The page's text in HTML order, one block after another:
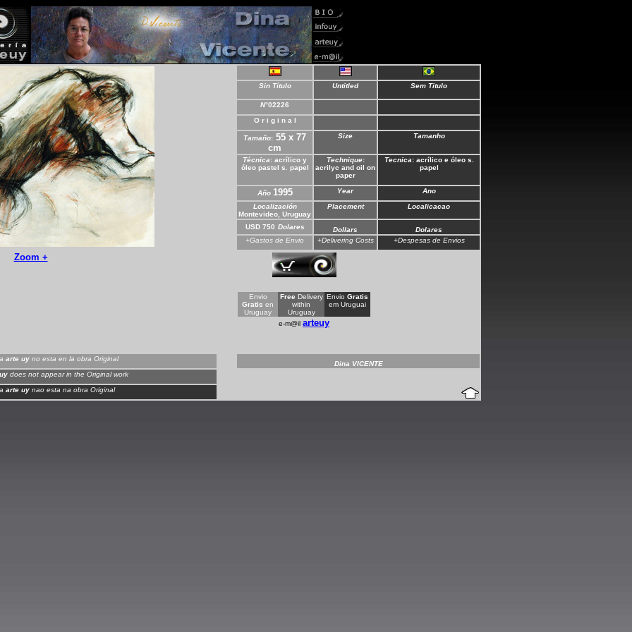
Sin Título Untitled Sem Titulo
N°02226
O r i g i n a l
Tamaño: 55 x 77
cm
Size Tamanho
Técnica: acrílico y
óleo pastel s. papel
Technique:
acrilyc and oil on
paper
Tecnica: acrílico e óleo s.
papel
Año 1995 Year
Ano
Localización
Montevideo, Uruguay
Placement Localicacao
USD 750 Dolares Dollars
Dolares
+Gastos de Envio
+Delivering Costs +Despesas de Envios
Zoom +
Envio
Gratis en
Uruguay
Free Delivery
within
Uruguay
Envio Gratis
em Uruguai
e-m@il arteuy
arte uyno esta en la obra Original
Dina VICENTE
does not appear in the Original work
arte uynao esta na obra Original